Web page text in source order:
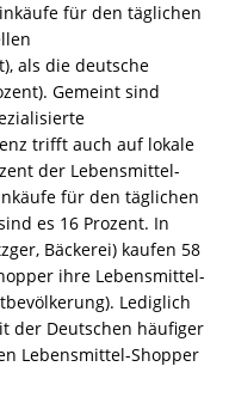
für den täglichen
als die deutsche
Gemeint sind
trifft auch auf lokale
der Lebensmittel-
für den täglichen
es 16 Prozent. In
Bäckerei) kaufen 58
ihre Lebensmittel-
Lediglich
der Deutschen häufiger
Lebensmittel-Shopper